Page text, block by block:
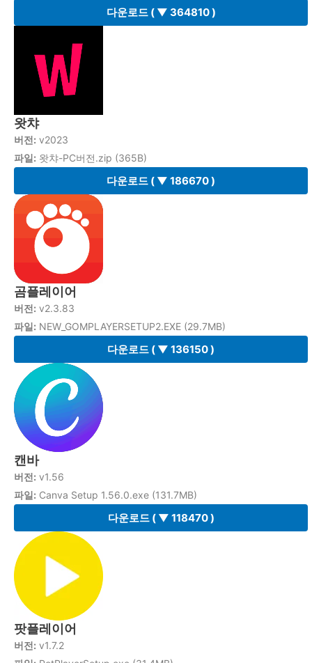
다운로드( ▼ 364810 )
왓챠
버전: v2023
파일: 왓챠-PC버전.zip (365B)
다운로드 ( ▼ 186670 )
곰플레이어
버전: v2.3.83
파일: NEW_GOMPLAYERSETUP2.EXE (29.7MB)
다운로드 ( ▼ 136150 )
캔바
버전: v1.56
파일: Canva Setup 1.56.0.exe (131.7MB)
다운로드( ▼ 118470 )
팟플레이어
버전: v1.7.2